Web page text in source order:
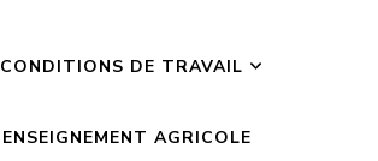
CONDITIONS DE TRAVAIL
ENSEIGNEMENT AGRICOLE